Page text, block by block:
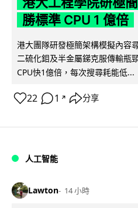
勝標準 CPU 1 億倍
港大團隊研發極簡架構模擬內容
二硫化鉬及半金屬銻克服傳輸瓶
CPU快1億倍，每次搜尋耗能低...
22 1 ↗ 分享
人工智能
Lawton 14 小時